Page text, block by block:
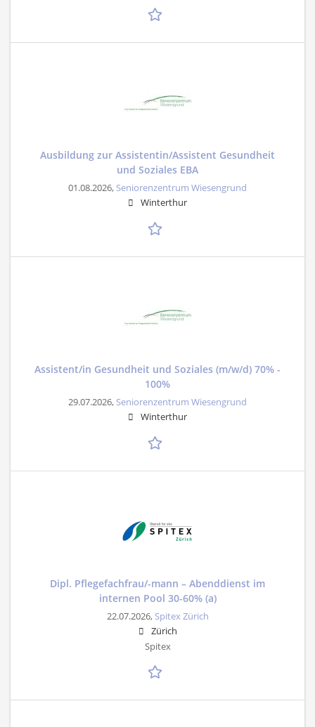
Ausbildung zur Assistentin/Assistent Gesundheit
und Soziales EBA
01.08.2026, Seniorenzentrum Wiesengrund
Winterthur
Assistent/in Gesundheit und Soziales (m/w/d) 70% -
100%
29.07.2026, Seniorenzentrum Wiesengrund
Winterthur
Dipl. Pflegefachfrau/-mann – Abenddienst im
internen Pool 30-60% (a)
22.07.2026, Spitex Zürich
Zürich
Spitex